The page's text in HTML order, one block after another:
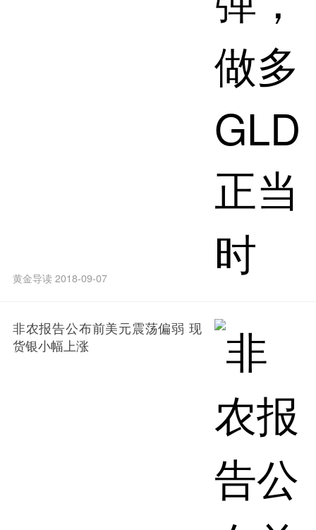
黄金导读 2018-09-07
非农报告公布前美元震荡偏弱 现
货银小幅上涨